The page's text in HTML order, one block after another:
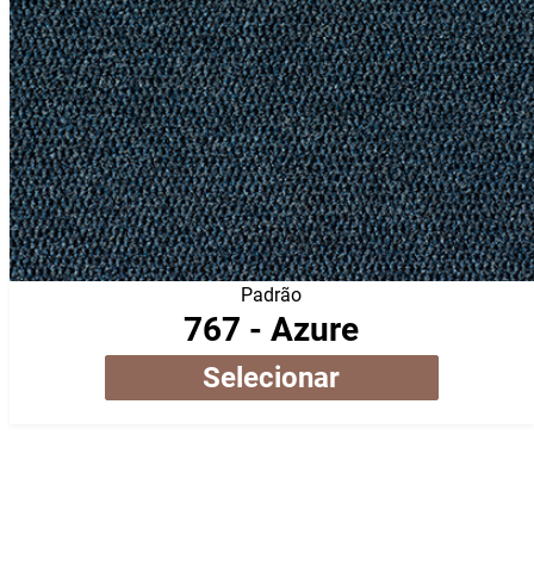
Padrão
767 - Azure
Selecionar